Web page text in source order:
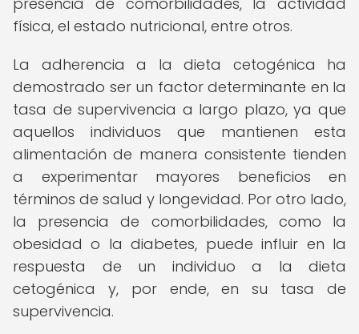
física, el estado nutricional, entre otros.
La adherencia a la dieta cetogénica ha
demostrado ser un factor determinante en la
tasa de supervivencia a largo plazo, ya que
aquellos individuos que mantienen esta
alimentación de manera consistente tienden
a experimentar mayores beneficios en
términos de salud y longevidad. Por otro lado,
la presencia de comorbilidades, como la
obesidad o la diabetes, puede influir en la
respuesta de un individuo a la dieta
cetogénica y, por ende, en su tasa de
supervivencia.